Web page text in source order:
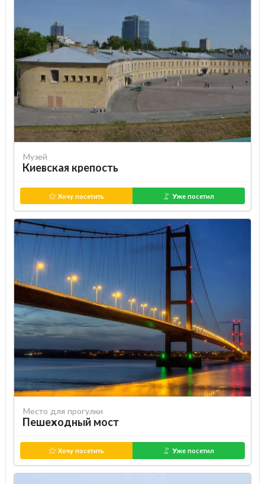
Музей
Киевская крепость
Хочу посетить Уже посетил
Место для прогулки
​Пешеходный мост
Хочу посетить Уже посетил